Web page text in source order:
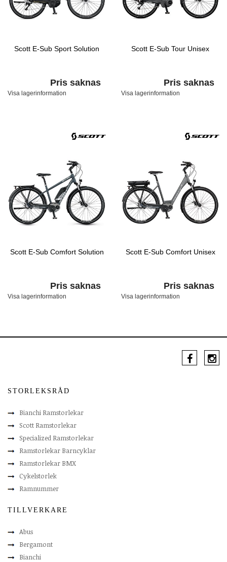
Scott E-Sub Sport Solution
Pris saknas
Visa lagerinformation
Scott E-Sub Tour Unisex
Pris saknas
Visa lagerinformation
Scott E-Sub Comfort Solution
Pris saknas
Visa lagerinformation
Scott E-Sub Comfort Unisex
Pris saknas
Visa lagerinformation
STORLEKSRÅD
Bianchi Ramstorlekar
Scott Ramstorlekar
Specialized Ramstorlekar
Ramstorlekar Barncyklar
Ramstorlekar BMX
Cykelstorlek
Ramnummer
TILLVERKARE
Abus
Bergamont
Bianchi